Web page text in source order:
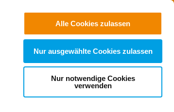
Alle Cookies zulassen
Nur ausgewählte Cookies zulassen
Nur notwendige Cookies
verwenden
Suchen
Jobs